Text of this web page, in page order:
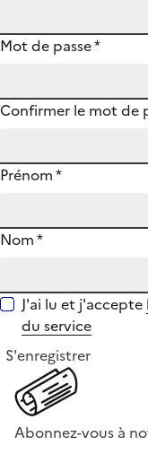
Mot de passe*
Confirmer le mot de
Prénom*
Nom*
J'ai lu et j'accepte
du service
S'enregistrer
Abonnez-vous à